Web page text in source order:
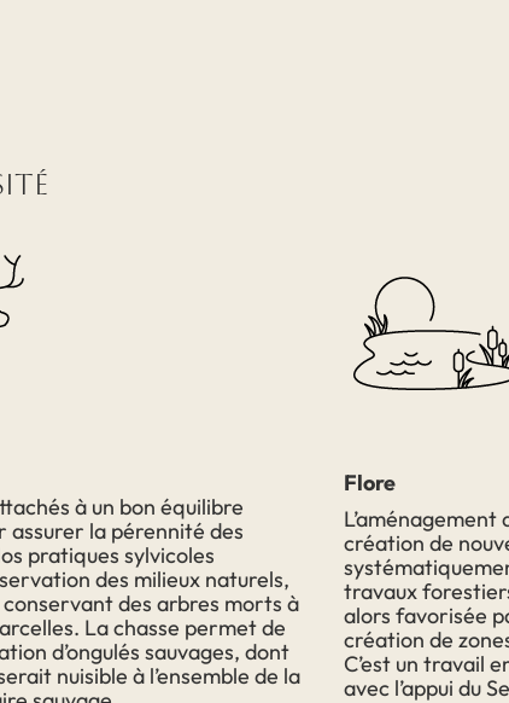
à un bon équilibre
la pérennité des
pratiques sylvicoles
des milieux naturels,
des arbres morts à
La chasse permet de
d’ongulés sauvages, dont
nuisible à l’ensemble de la
Flore
création de
travaux
alors favorisée
création de
C’est un travail
avec l’appui du